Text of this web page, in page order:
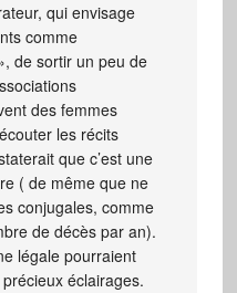
qui envisage
comme
de sortir un peu de
des femmes
les récits
que c’est une
( de même que ne
conjugales, comme
de décès par an).
légale pourraient
éclairages.